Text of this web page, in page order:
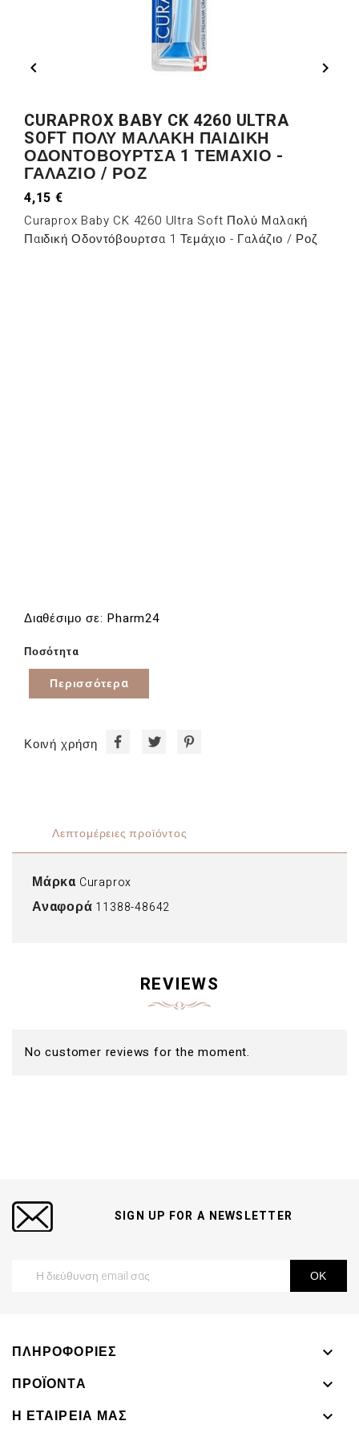
 
CURAPROX BABY CK 4260 ULTRA
SOFT ΠΟΛΎ ΜΑΛΑΚΉ ΠΑΙΔΙΚΉ
ΟΔΟΝΤΌΒΟΥΡΤΣΑ 1 ΤΕΜΆΧΙΟ -
ΓΑΛΆΖΙΟ / ΡΟΖ
4,15 €
Curaprox Baby CK 4260 Ultra Soft Πολύ Μαλακή
Παιδική Οδοντόβουρτσα 1 Τεμάχιο - Γαλάζιο / Ροζ
Διαθέσιμο σε: Pharm24
Ποσότητα
Περισσότερα
Κοινή χρήση
Λεπτομέρειες προϊόντος
Μάρκα Curaprox
Αναφορά 11388-48642
REVIEWS
No customer reviews for the moment.
SIGN UP FOR A NEWSLETTER
ΠΛΗΡΟΦΟΡΊΕΣ

ΠΡΟΪΌΝΤΑ

Η ΕΤΑΙΡΕΊΑ ΜΑΣ
